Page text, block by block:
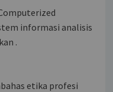
informasi analisis
.
etika profesi